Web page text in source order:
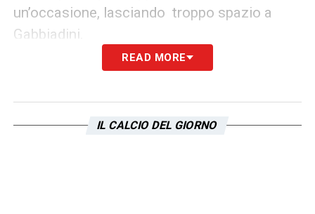
un’occasione, lasciando troppo spazio a
Gabbiadini.
90′ minuti più recupero in
anche in fase offensiva.
READ MORE
IL CALCIO DEL GIORNO